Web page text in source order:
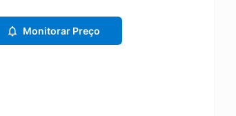
Monitorar Preço